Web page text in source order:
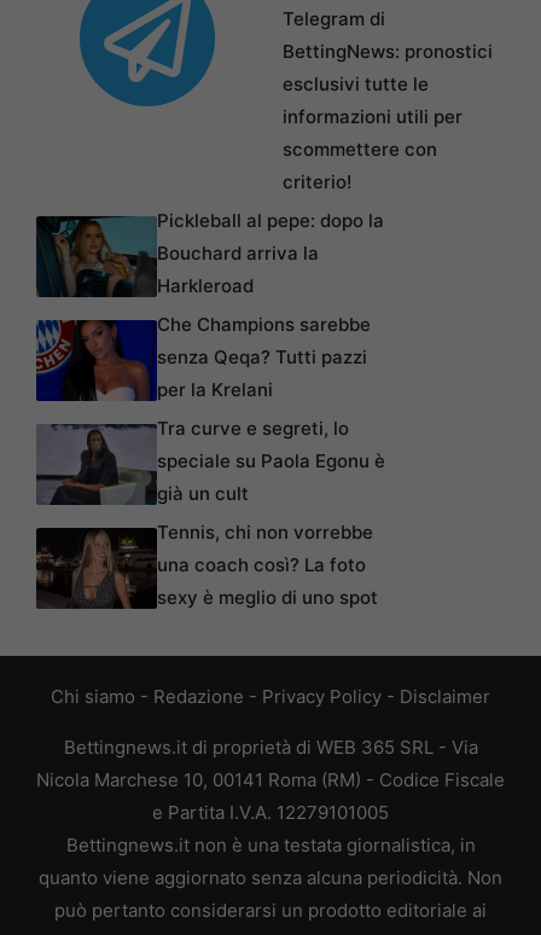
Telegram di
BettingNews: pronostici
esclusivi tutte le
informazioni utili per
scommettere con
criterio!
Pickleball al pepe: dopo la
Bouchard arriva la
Harkleroad
Che Champions sarebbe
senza Qeqa? Tutti pazzi
per la Krelani
Tra curve e segreti, lo
speciale su Paola Egonu è
già un cult
Tennis, chi non vorrebbe
una coach così? La foto
sexy è meglio di uno spot
Chi siamo - Redazione - Privacy Policy - Disclaimer
Bettingnews.it di proprietà di WEB 365 SRL - Via
Nicola Marchese 10, 00141 Roma (RM) - Codice Fiscale
e Partita I.V.A. 12279101005
Bettingnews.it non è una testata giornalistica, in
quanto viene aggiornato senza alcuna periodicità. Non
può pertanto considerarsi un prodotto editoriale ai